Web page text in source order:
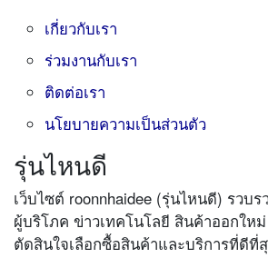
เกี่ยวกับเรา
ร่วมงานกับเรา
ติดต่อเรา
นโยบายความเป็นส่วนตัว
รุ่นไหนดี
เว็บไซต์ roonnhaidee (รุ่นไหนดี) รวบ
ผู้บริโภค ข่าวเทคโนโลยี สินค้าออกให
ตัดสินใจเลือกซื้อสินค้าและบริการที่ดีที่